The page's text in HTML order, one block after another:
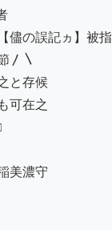
儘の誤記ヵ】被指
〳〵
と存候
可在之
美濃守